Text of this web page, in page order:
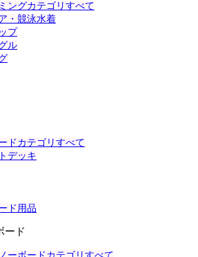
ングカテゴリすべて
・競泳水着
プ
ル
ドカテゴリすべて
デッキ
ド用品
ード